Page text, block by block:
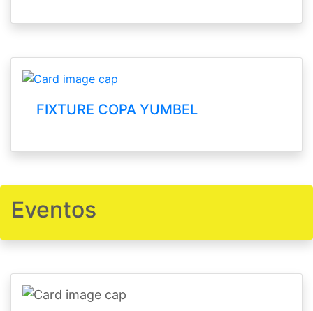
FIXTURE COPA YUMBEL
Eventos